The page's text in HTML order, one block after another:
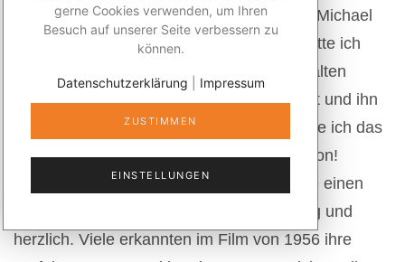
Den erklärenden Text sprach Pfarrkurator Michael
Brugger im Dialekt der Gegend. Vorher hatte ich
Filmaufnahmen des Dorfes gemacht, die alten
Aufnahmen von 1956 in den Film integriert und ihn
digitalisiert. Anlässlich des Jubiläums führte ich das
Ergebnis im Ort vor. Das war eine Sensation!
Erstmalig wurde es gestattet, in der Kirche einen
Film aufzuführen. Die Resonanz war heftig und
herzlich. Viele erkannten im Film von 1956 ihre
gerne Cookies verwenden, um Ihren
Besuch auf unserer Seite verbessern zu
können.
Datenschutzerklärung Impressum
ZUSTIMMEN
EINSTELLUNGEN